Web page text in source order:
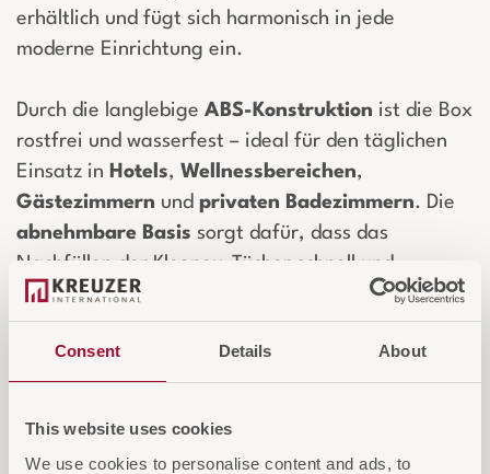
Consent Details About
This website uses cookies
We use cookies to personalise content and ads, to
erhältlich und fügt sich harmonisch in jede
moderne Einrichtung ein.
Durch die langlebige ABS-Konstruktion ist die Box
rostfrei und wasserfest – ideal für den täglichen
Einsatz in Hotels, Wellnessbereichen,
Gästezimmern und privaten Badezimmern. Die
abnehmbare Basis sorgt dafür, dass das
Nachfüllen der Kleenex-Tücher schnell und
unkompliziert möglich ist.
Material:
ABS-Kunststoff (rostfrei &
wasserfest)